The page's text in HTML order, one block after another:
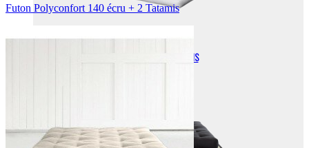
FUTONS + TATAMIS
Futon Polyconfort 140 écru + 2 Tatamis